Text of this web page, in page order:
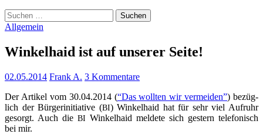
Suchen
nach:
Allgemein
Win­kel­haid ist auf unse­rer Seite!
02.05.2014 Frank A. 3 Kommentare
Der Arti­kel vom 30.04.2014 (“Das woll­ten wir ver­mei­den”) bezüg­
lich der Bür­ger­initia­ti­ve (BI) Win­kel­haid hat für sehr viel Auf­ruhr
gesorgt. Auch die BI Win­kel­haid mel­de­te sich ges­tern tele­fo­nisch
bei mir.